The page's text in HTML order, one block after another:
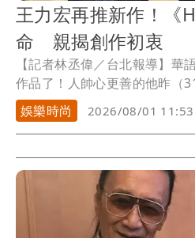
王力宏再推新作！《
命 親揭創作初衷
【記者林丞偉／台北報導】華
作品了！人帥心更善的他昨（
Farrer Hotel舉辦的愛合社區
Community Services）慈善募
賓，更首度公開演唱全新公益
只是新作，更承載著鼓勵弱勢
迎向未來的使命，歌曲也將於8
娛樂時尚 2026/08/01 11:53